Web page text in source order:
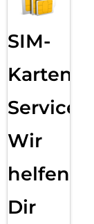
SIM-
Karten
Service:
Wir
helfen
Dir